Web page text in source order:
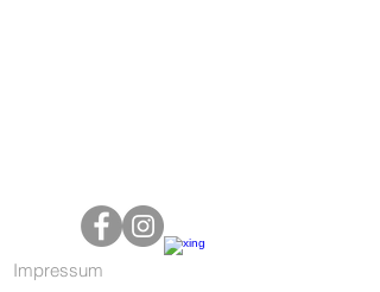
Impressum